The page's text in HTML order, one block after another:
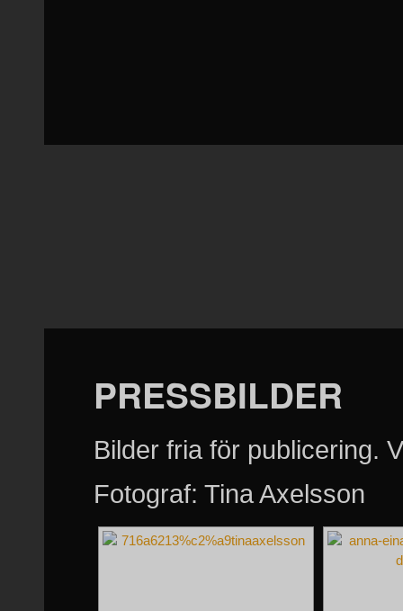
PRESSBILDER
Bilder fria för publicering.
Fotograf: Tina Axelsson